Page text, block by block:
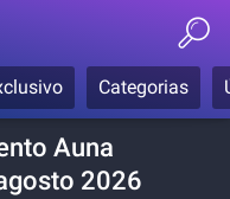
Categorias
Auna
2026